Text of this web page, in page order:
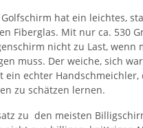
hat ein leichtes,
Fiberglas. Mit nur ca. 530
nicht zu Last, wenn
muss. Der weiche, sich
ein echter Handschmeichler,
zu schätzen lernen.
zu den meisten